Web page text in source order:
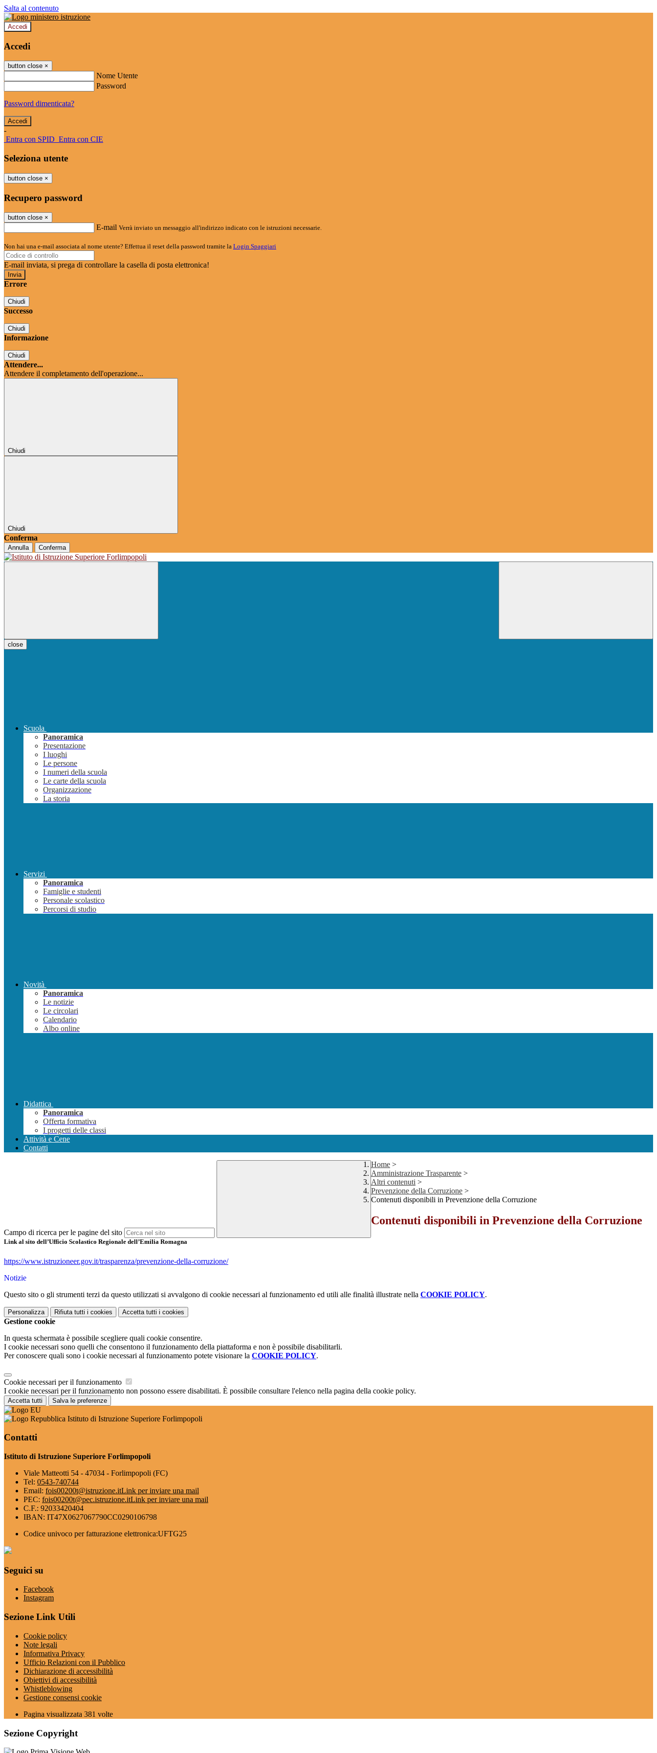
Salta al contenuto
Accedi
Accedi
button close ×
Nome Utente
Password
Password dimenticata?
-
Entra con SPID Entra con CIE
Seleziona utente
button close ×
Recupero password
button close ×
E-mail Verrà inviato un messaggio all'indirizzo indicato con le istruzioni necessarie.
Non hai una e-mail associata al nome utente? Effettua il reset della password tramite la Login Spaggiari
E-mail inviata, si prega di controllare la casella di posta elettronica!
Errore
Chiudi
Successo
Chiudi
Informazione
Chiudi
Attendere...
Attendere il completamento dell'operazione...
Chiudi
Chiudi
Conferma
Annulla Conferma
close
Scuola
Panoramica
Presentazione
I luoghi
Le persone
I numeri della scuola
Le carte della scuola
Organizzazione
La storia
Servizi
Panoramica
Famiglie e studenti
Personale scolastico
Percorsi di studio
Novità
Panoramica
Le notizie
Le circolari
Calendario
Albo online
Didattica
Panoramica
Offerta formativa
I progetti delle classi
Attività e Cene
Contatti
Campo di ricerca per le pagine del sito
Home >
Amministrazione Trasparente >
Altri contenuti >
Prevenzione della Corruzione >
Contenuti disponibili in Prevenzione della Corruzione
Contenuti disponibili in Prevenzione della Corruzione
Link al sito dell’Ufficio Scolastico Regionale dell’Emilia Romagna
https://www.istruzioneer.gov.it/trasparenza/prevenzione-della-corruzione/
Notizie
Questo sito o gli strumenti terzi da questo utilizzati si avvalgono di cookie necessari al funzionamento ed utili alle finalità illustrate nella COOKIE POLICY.
Personalizza Rifiuta tutti i cookies Accetta tutti i cookies
Gestione cookie
In questa schermata è possibile scegliere quali cookie consentire.
I cookie necessari sono quelli che consentono il funzionamento della piattaforma e non è possibile disabilitarli.
Per conoscere quali sono i cookie necessari al funzionamento potete visionare la COOKIE POLICY.
Cookie necessari per il funzionamento
I cookie necessari per il funzionamento non possono essere disabilitati. È possibile consultare l'elenco nella pagina della cookie policy.
Accetta tutti Salva le preferenze
Istituto di Istruzione Superiore Forlimpopoli
Contatti
Istituto di Istruzione Superiore Forlimpopoli
Viale Matteotti 54 - 47034 - Forlimpopoli (FC)
Tel: 0543-740744
Email: fois00200t@istruzione.itLink per inviare una mail
PEC: fois00200t@pec.istruzione.itLink per inviare una mail
C.F.: 92033420404
IBAN: IT47X0627067790CC0290106798
Codice univoco per fatturazione elettronica:UFTG25
Seguici su
Facebook
Instagram
Sezione Link Utili
Cookie policy
Note legali
Informativa Privacy
Ufficio Relazioni con il Pubblico
Dichiarazione di accessibilità
Obiettivi di accessibilità
Whistleblowing
Gestione consensi cookie
Pagina visualizzata 381 volte
Sezione Copyright